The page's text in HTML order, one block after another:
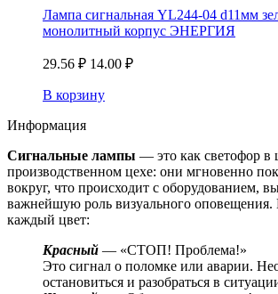
Лампа сигнальная YL244-04 d11мм
монолитный корпус ЭНЕРГИЯ
29.56 ₽ 14.00 ₽
В корзину
Информация
Сигнальные лампы — это как светофор
производственном цехе: они мгновенно
вокруг, что происходит с оборудованием,
важнейшую роль визуального оповещения.
каждый цвет:
Красный — «СТОП! Проблема!»
Это сигнал о поломке или аварии.
остановиться и разобраться в